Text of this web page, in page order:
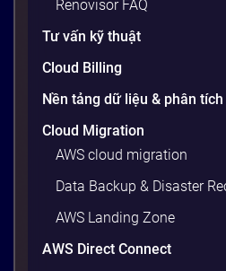
20 phút
Renovisor FAQ
Tư vấn kỹ thuật
Cloud Billing
Nền tảng dữ liệu & phân tích
Cloud Migration
AWS cloud migration
Data Backup & Disaster
AWS Landing Zone
AWS Direct Connect